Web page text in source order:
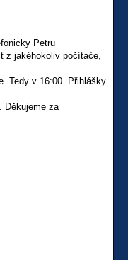
Petru
z jakéhokoliv počítače,
Tedy v 16:00. Přihlášky
Děkujeme za